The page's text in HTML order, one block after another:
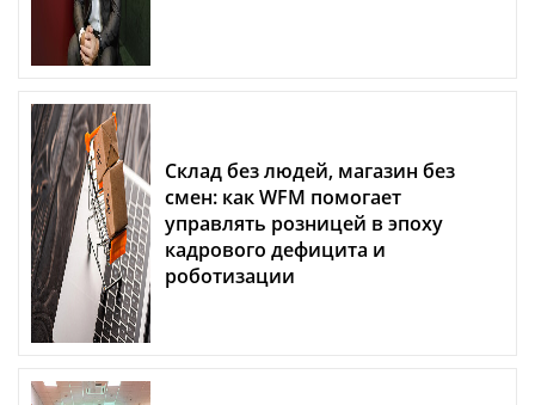
Склад без людей, магазин без
смен: как WFM помогает
управлять розницей в эпоху
кадрового дефицита и
роботизации